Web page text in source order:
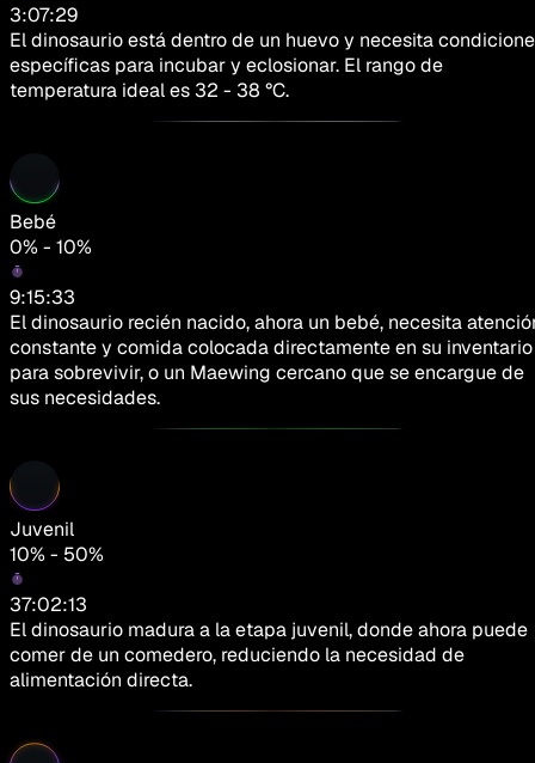
3:07:29
El dinosaurio está dentro de un huevo y necesita
específicas para incubar y eclosionar. El rango de
temperatura ideal es 32 - 38 °C.
Bebé
0% - 10%
9:15:33
El dinosaurio recién nacido, ahora un bebé, necesita
constante y comida colocada directamente en su inventario
para sobrevivir, o un Maewing cercano que se encargue de
sus necesidades.
Juvenil
10% - 50%
37:02:13
El dinosaurio madura a la etapa juvenil, donde ahora puede
comer de un comedero, reduciendo la necesidad de
alimentación directa.